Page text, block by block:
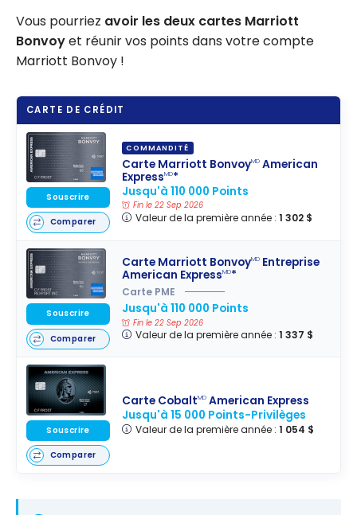
Vous pourriez avoir les deux cartes Marriott
Bonvoyet réunir vos points dans votre compte
Marriott Bonvoy !
CARTE DE CRÉDIT
COMMANDITÉ
Carte Marriott BonvoyMD American
ExpressMD*
Jusqu'à 110 000 Points
Fin le 22 Sep 2026
Valeur de la première année : 1 302 $
Souscrire
Comparer
Carte Marriott BonvoyMD Entreprise
American ExpressMD*
Carte PME
Jusqu'à 110 000 Points
Fin le 22 Sep 2026
Valeur de la première année : 1 337 $
Souscrire
Comparer
Carte CobaltMD American Express
Jusqu'à 15 000 Points-Privilèges
Valeur de la première année : 1 054 $
Souscrire
Comparer